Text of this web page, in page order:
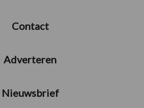
Contact
Adverteren
Nieuwsbrief